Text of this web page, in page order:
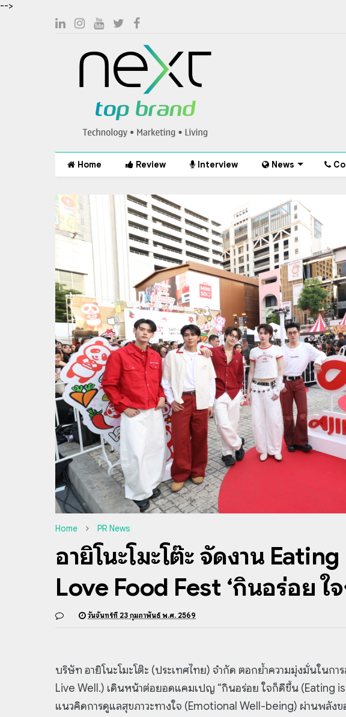
-->
Home Review Interview News
Home PR News
อายิโนะโมะโต๊ะ จัดงาน
Love Food Fest ‘กินอร่อย ใ
วันจันทร์ที่ 23 กุมภาพันธ์ พ.ศ. 2569
บริษัท อายิโนะโมะโต๊ะ (ประเทศไทย) จำกัด ตอกย้ำความมุ่งมั่นในก
Live Well.) เดินหน้าต่อยอดแคมเปญ “กินอร่อย ใจก็ดีขึ้น (Eating
แนวคิดการดูแลสุขภาวะทางใจ (Emotional Well-being) ผ่านพลังข